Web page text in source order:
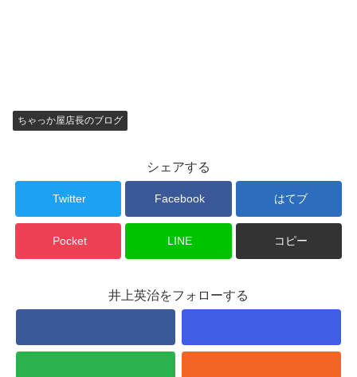
ちゃっか屋店長のブログ
シェアする
Twitter Facebook はてブ
Pocket LINE コピー
井上英治をフォローする